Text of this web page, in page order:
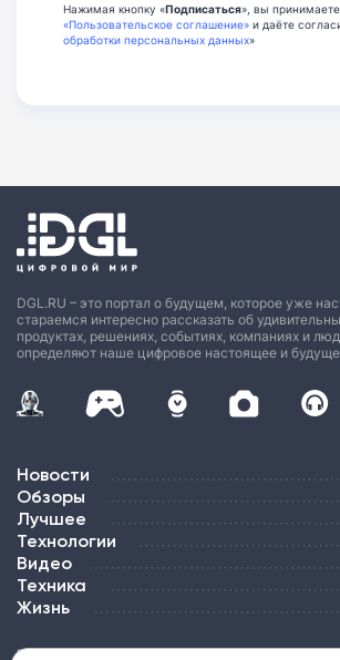
Нажимая кнопку «Подписаться», вы принимаете
«Пользовательское соглашение» и даёте
обработки персональных данных»
DGL.RU – это портал о будущем, которое уже
стараемся интересно рассказать об
продуктах, решениях, событиях, компаниях и
определяют наше цифровое настоящее и
Новости
Обзоры
Лучшее
Технологии
Видео
Техника
Жизнь
ПОДПИСКА РЕКЛАМА КОНТАКТЫ